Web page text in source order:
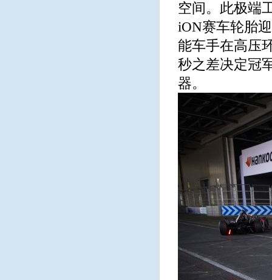
空间。此极端
iON赛车轮胎
能车手在高压
秒之差决定冠
器。